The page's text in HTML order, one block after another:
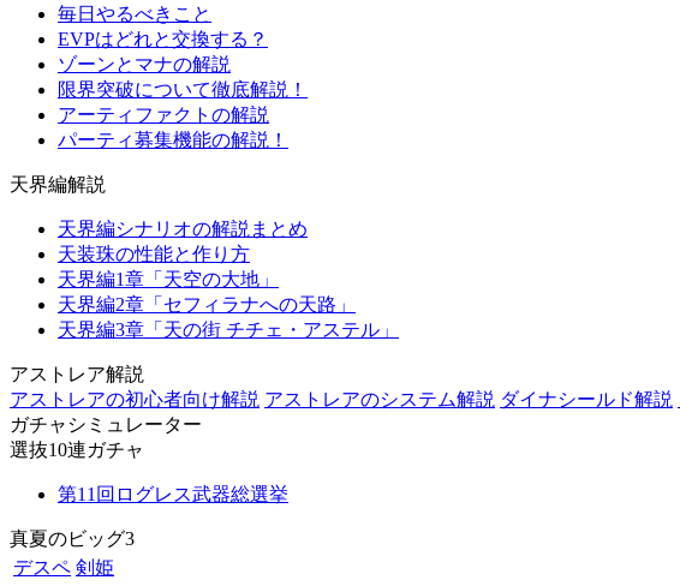
毎日やるべきこと
EVPはどれと交換する？
ゾーンとマナの解説
限界突破について徹底解説！
アーティファクトの解説
パーティ募集機能の解説！
天界編解説
天界編シナリオの解説まとめ
天装珠の性能と作り方
天界編1章「天空の大地」
天界編2章「セフィラナへの天路」
天界編3章「天の街 チチェ・アステル」
アストレア解説
アストレアの初心者向け解説 アストレアのシステム解説 ダイナシールド解説
ガチャシミュレーター
選抜10連ガチャ
第11回ログレス武器総選挙
真夏のビッグ3
デスペ 剣姫